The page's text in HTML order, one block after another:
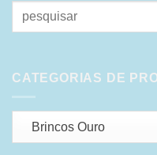
Pesquisar
por:
CATEGORIAS DE
Brincos Ouro